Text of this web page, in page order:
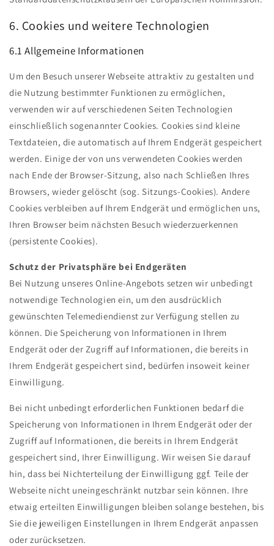
6. Cookies und weitere Technologien
6.1 Allgemeine Informationen
Um den Besuch unserer Webseite attraktiv zu gestalten und
die Nutzung bestimmter Funktionen zu ermöglichen,
verwenden wir auf verschiedenen Seiten Technologien
einschließlich sogenannter Cookies. Cookies sind kleine
Textdateien, die automatisch auf Ihrem Endgerät gespeichert
werden. Einige der von uns verwendeten Cookies werden
nach Ende der Browser-Sitzung, also nach Schließen Ihres
Browsers, wieder gelöscht (sog. Sitzungs-Cookies). Andere
Cookies verbleiben auf Ihrem Endgerät und ermöglichen uns,
Ihren Browser beim nächsten Besuch wiederzuerkennen
(persistente Cookies).
Schutz der Privatsphäre bei Endgeräten
Bei Nutzung unseres Online-Angebots setzen wir unbedingt
notwendige Technologien ein, um den ausdrücklich
gewünschten Telemediendienst zur Verfügung stellen zu
können. Die Speicherung von Informationen in Ihrem
Endgerät oder der Zugriff auf Informationen, die bereits in
Ihrem Endgerät gespeichert sind, bedürfen insoweit keiner
Einwilligung.
Bei nicht unbedingt erforderlichen Funktionen bedarf die
Speicherung von Informationen in Ihrem Endgerät oder der
Zugriff auf Informationen, die bereits in Ihrem Endgerät
gespeichert sind, Ihrer Einwilligung. Wir weisen Sie darauf
hin, dass bei Nichterteilung der Einwilligung ggf. Teile der
Webseite nicht uneingeschränkt nutzbar sein können. Ihre
etwaig erteilten Einwilligungen bleiben solange bestehen, bis
Sie die jeweiligen Einstellungen in Ihrem Endgerät anpassen
oder zurücksetzen.